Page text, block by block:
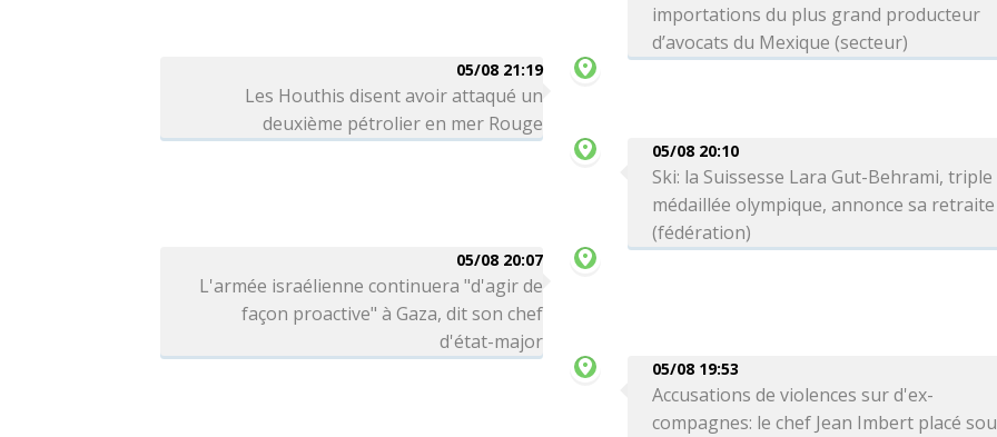
importations du plus grand producteur
d’avocats du Mexique (secteur)
05/08 21:19
Les Houthis disent avoir attaqué un
deuxième pétrolier en mer Rouge
05/08 20:10
Ski: la Suissesse Lara Gut-Behrami, triple
médaillée olympique, annonce sa retraite
(fédération)
05/08 20:07
L'armée israélienne continuera "d'agir de
façon proactive" à Gaza, dit son chef
d'état-major
05/08 19:53
Accusations de violences sur d'ex-
compagnes: le chef Jean Imbert placé